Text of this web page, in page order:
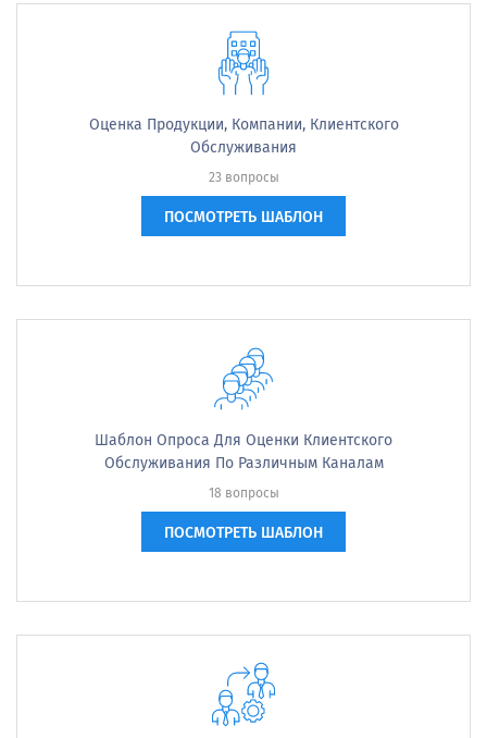
Оценка Продукции, Компании, Клиентского
Обслуживания
23 вопросы
ПОСМОТРЕТЬ ШАБЛОН
Шаблон Опроса Для Оценки Клиентского
Обслуживания По Различным Каналам
18 вопросы
ПОСМОТРЕТЬ ШАБЛОН